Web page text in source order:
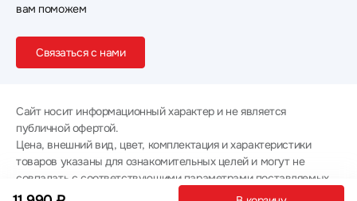
вам поможем
Связаться с нами
Сайт носит информационный характер и не является
публичной офертой.
Цена, внешний вид, цвет, комплектация и характеристики
товаров указаны для ознакомительных целей и могут не
совпадать с соответствующими параметрами поставляемых
товаров - уточняйте информацию у менеджера при